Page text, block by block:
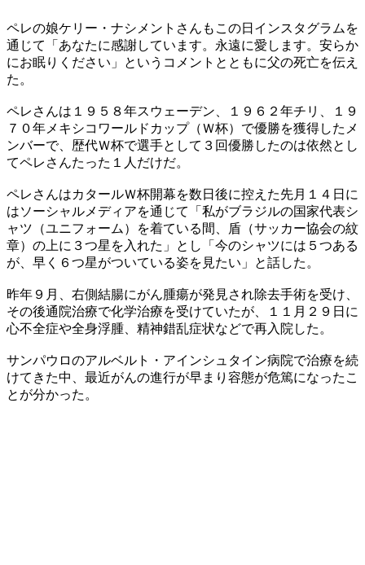
ペレの娘ケリー・ナシメントさんもこの日インスタグラムを
通じて「あなたに感謝しています。永遠に愛します。安らか
にお眠りください」というコメントとともに父の死亡を伝え
た。
ペレさんは１９５８年スウェーデン、１９６２年チリ、１９
７０年メキシコワールドカップ（Ｗ杯）で優勝を獲得したメ
ンバーで、歴代Ｗ杯で選手として３回優勝したのは依然とし
てペレさんたった１人だけだ。
ペレさんはカタールＷ杯開幕を数日後に控えた先月１４日に
はソーシャルメディアを通じて「私がブラジルの国家代表シ
ャツ（ユニフォーム）を着ている間、盾（サッカー協会の紋
章）の上に３つ星を入れた」とし「今のシャツには５つある
が、早く６つ星がついている姿を見たい」と話した。
昨年９月、右側結腸にがん腫瘍が発見され除去手術を受け、
その後通院治療で化学治療を受けていたが、１１月２９日に
心不全症や全身浮腫、精神錯乱症状などで再入院した。
サンパウロのアルベルト・アインシュタイン病院で治療を続
けてきた中、最近がんの進行が早まり容態が危篤になったこ
とが分かった。